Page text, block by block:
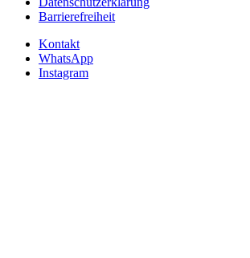
Barrierefreiheit
Kontakt
WhatsApp
Instagram